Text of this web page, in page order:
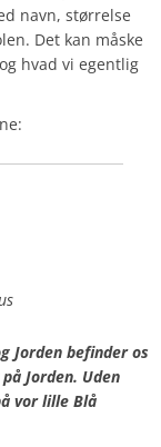
navn, størrelse
Det kan måske
hvad vi egentlig
Jorden befinder os
Jorden. Uden
vor lille Blå